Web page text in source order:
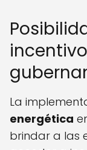
La
energética
brindar a las